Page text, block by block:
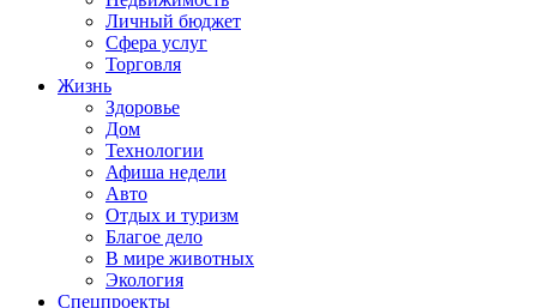
Личный бюджет
Сфера услуг
Торговля
Жизнь
Здоровье
Дом
Технологии
Афиша недели
Авто
Отдых и туризм
Благое дело
В мире животных
Экология
Спецпроекты